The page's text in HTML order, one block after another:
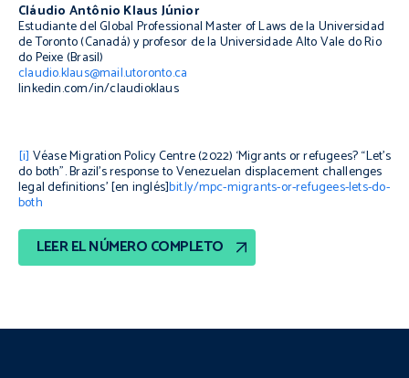
Cláudio Antônio Klaus Júnior
Estudiante del Global Professional Master of Laws de la Universidad
de Toronto (Canadá) y profesor de la Universidade Alto Vale do Rio
do Peixe (Brasil)
claudio.klaus@mail.utoronto.ca
linkedin.com/in/claudioklaus
[i] Véase Migration Policy Centre (2022) ‘Migrants or refugees? “Let’s
do both”. Brazil’s response to Venezuelan displacement challenges
legal definitions’ [en inglés]bit.ly/mpc-migrants-or-refugees-lets-do-
both
LEER EL NÚMERO COMPLETO